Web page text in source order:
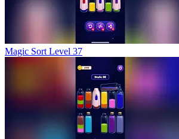
Magic Sort Level 37